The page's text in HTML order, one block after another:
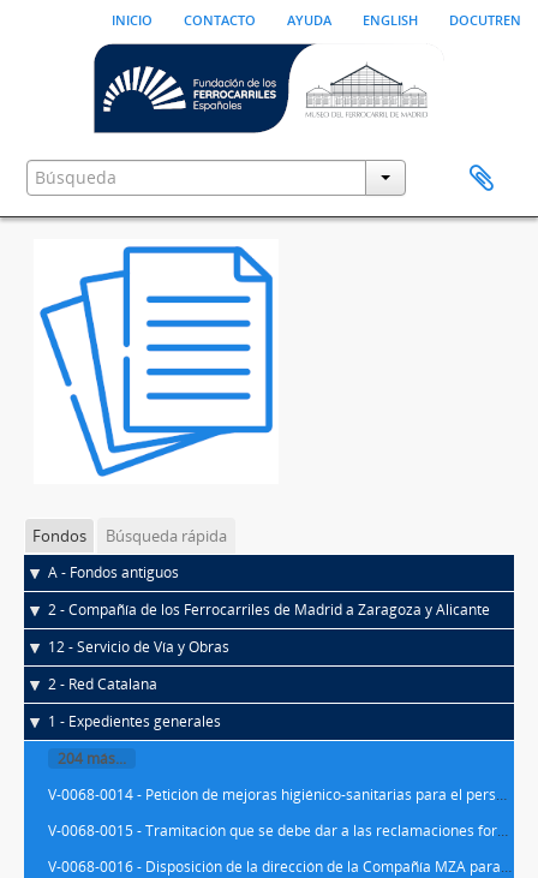
inicio contacto ayuda english docutren
Fondos Búsqueda rápida
A - Fondos antiguos
2 - Compañía de los Ferrocarriles de Madrid a Zaragoza y Alicante
12 - Servicio de Vía y Obras
2 - Red Catalana
1 - Expedientes generales
204 más...
V-0068-0014 - Petición de mejoras higiénico-sanitarias para el personal de las brigadas por una comisión de la CNT
V-0068-0015 - Tramitación que se debe dar a las reclamaciones formuladas por el personal o por las organizaciones obreras
V-0068-0016 - Disposición de la dirección de la Compañía MZA para facilitar trabajo a los agentes rescindidos por los movimientos de huelga de septiembre y octubre de 1934